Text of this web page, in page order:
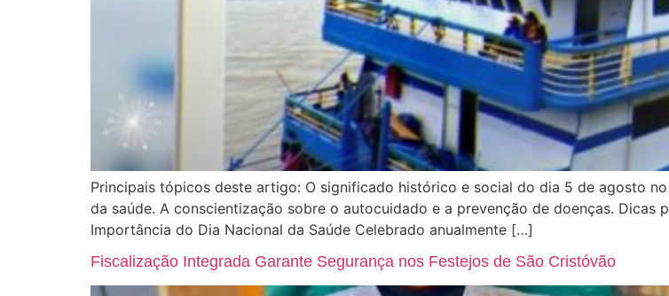
Principais tópicos deste artigo: O significado histórico e social do dia 5 de agosto
da saúde. A conscientização sobre o autocuidado e a prevenção de doenças. Dicas
Importância do Dia Nacional da Saúde Celebrado anualmente […]
Fiscalização Integrada Garante Segurança nos Festejos de São Cristóvão